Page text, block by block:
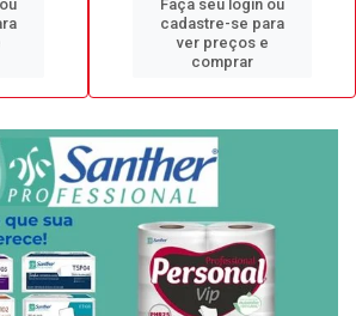
Faça seu login ou
cadastre-se para
ver preços e
comprar